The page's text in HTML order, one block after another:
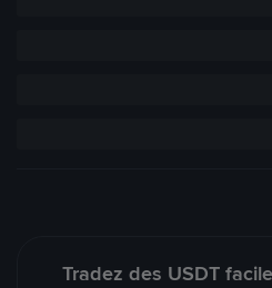
Tradez des USDT